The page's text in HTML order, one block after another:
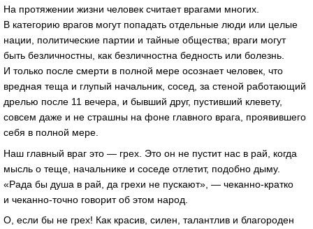
На протяжении жизни человек считает врагами многих.
В категорию врагов могут попадать отдельные люди или целые
нации, политические партии и тайные общества; враги могут
быть безличностны, как безличностна бедность или болезнь.
И только после смерти в полной мере осознает человек, что
вредная теща и глупый начальник, сосед, за стеной работающий
дрелью после 11 вечера, и бывший друг, пустивший клевету,
совсем даже и не страшны на фоне главного врага, проявившего
себя в полной мере.
Наш главный враг это — грех. Это он не пустит нас в рай, когда
мысль о теще, начальнике и соседе отлетит, подобно дыму.
«Рада бы душа в рай, да грехи не пускают», — чеканно-кратко
и чеканно-точно говорит об этом народ.
О, если бы не грех! Как красив, силен, талантлив и благороден